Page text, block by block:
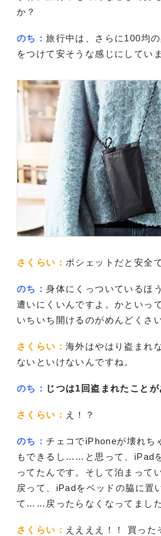
か？
のち：旅行中は、さらに100均
をつけて安そうな感じにしていま
さくらい： ポシェットだと安全
のち：身体にくっついているほ
遭いにくいんですよ。かといっ
いちいち開けるのがめんどくさ
さくらい： 海外はやはり盗まれ
ないといけないんですね。
のち： じつは1回盗まれたことが
さくらい： え！？
のち：チェコでiPhoneが壊れち
もできるし……と思って、iPad
ってたんです。そして泊まって
戻って、iPadをベッドの脇に置
て……戻ったらなくなってました
さくらい： ええええ！！ 買った